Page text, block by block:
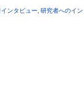
ンタビュー, 研究者へのイン